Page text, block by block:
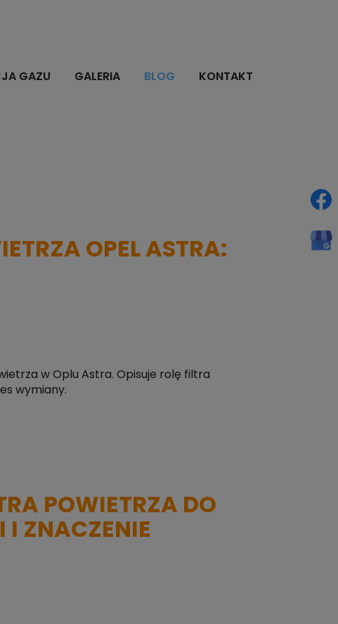
GAZU GALERIA BLOG KONTAKT
OPEL ASTRA:
w Oplu Astra. Opisuje rolę filtra
wymiany.
POWIETRZA DO
I ZNACZENIE